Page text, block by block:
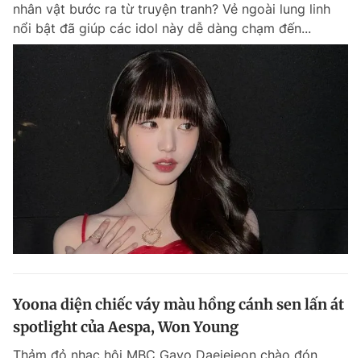
nhân vật bước ra từ truyện tranh? Vẻ ngoài lung linh
nổi bật đã giúp các idol này dễ dàng chạm đến...
Yoona diện chiếc váy màu hồng cánh sen lấn át
spotlight của Aespa, Won Young